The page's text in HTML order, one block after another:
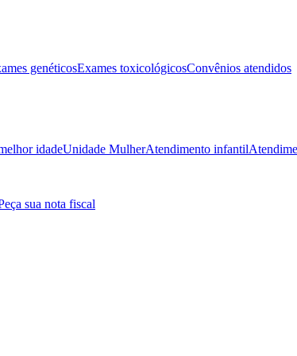
genéticosExames toxicológicosConvênios atendidos
idadeUnidade MulherAtendimento infantil
sua nota fiscal